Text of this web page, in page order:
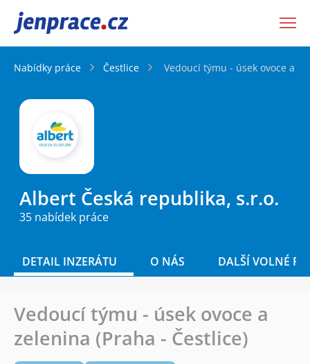
JenPráce.cz
Nabídky práce Čestlice Vedoucí týmu - úsek ovoce a
Albert Česká republika, s.r.o.
35 nabídek práce
DETAIL INZERÁTU O NÁS DALŠÍ VOLNÉ
Vedoucí týmu - úsek ovoce a
zelenina (Praha - Čestlice)